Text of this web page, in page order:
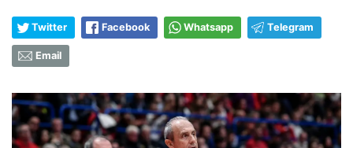
Twitter Facebook Whatsapp Telegram
Email